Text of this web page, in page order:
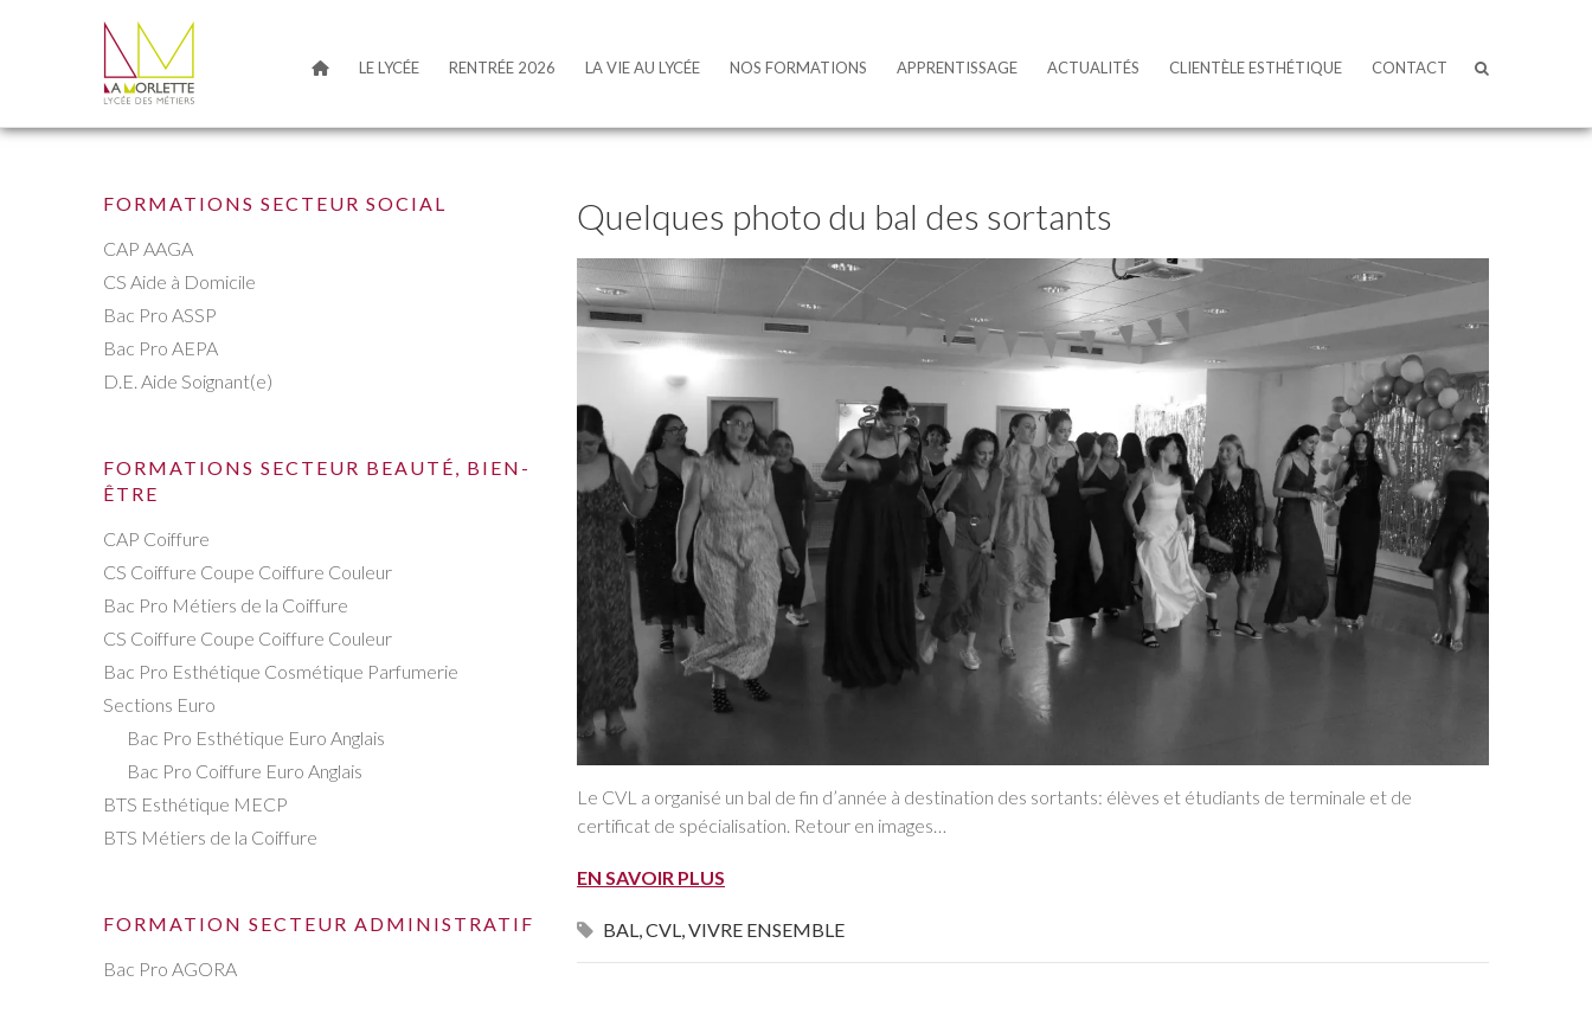
LE LYCÉE RENTRÉE 2026 LA VIE AU LYCÉE NOS FORMATIONS APPRENTISSAGE ACTUALITÉS CLIENTÈLE ESTHÉTIQUE CONTACT
vivre ensemble
Quelques photo du bal des sortants
Le CVL a organisé un bal de fin d’année à destination des sortants: élèves et étudiants de terminale et de
certificat de spécialisation. Retour en images…
EN SAVOIR PLUS
BAL ,CVL ,VIVRE ENSEMBLE
FORMATIONS SECTEUR SOCIAL
CAP AAGA
CS Aide à Domicile
Bac Pro ASSP
Bac Pro AEPA
D.E. Aide Soignant(e)
FORMATIONS SECTEUR BEAUTÉ, BIEN-
ÊTRE
CAP Coiffure
CS Coiffure Coupe Coiffure Couleur
Bac Pro Métiers de la Coiffure
CS Coiffure Coupe Coiffure Couleur
Bac Pro Esthétique Cosmétique Parfumerie
Sections Euro
Bac Pro Esthétique Euro Anglais
Bac Pro Coiffure Euro Anglais
BTS Esthétique MECP
BTS Métiers de la Coiffure
FORMATION SECTEUR ADMINISTRATIF
Bac Pro AGORA